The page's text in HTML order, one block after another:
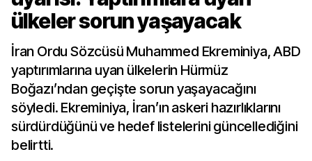
ülkeler sorun yaşayacak
İran Ordu Sözcüsü Muhammed Ekreminiya, ABD
yaptırımlarına uyan ülkelerin Hürmüz
Boğazı’ndan geçişte sorun yaşayacağını
söyledi. Ekreminiya, İran’ın askeri hazırlıklarını
sürdürdüğünü ve hedef listelerini güncellediğini
belirtti.